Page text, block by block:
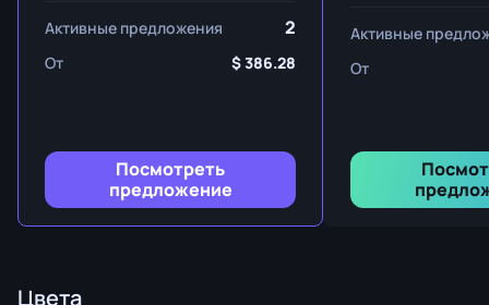
Активные предложения 2
От 386.28
Посмотреть
предложение
Активные
От
Цвета